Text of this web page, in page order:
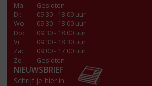
Ma:
Gesloten
Di:
09.30 - 18.00 uur
Wo:
09.30 - 18.00 uur
Do:
09.30 - 18.00 uur
Vr:
09.30 - 18.30 uur
Za:
09.00 - 17.00 uur
Zo:
Gesloten
NIEUWSBRIEF
Schrijf je hier in